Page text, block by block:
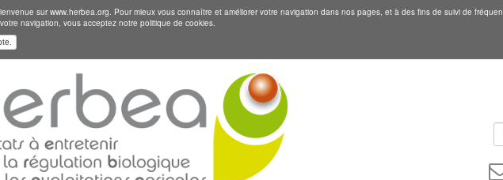
sur www.herbea.org. Pour mieux vous connaître et améliorer votre navigation dans nos pages, et à des fins de suivi de
navigation, vous acceptez notre politique de cookies.